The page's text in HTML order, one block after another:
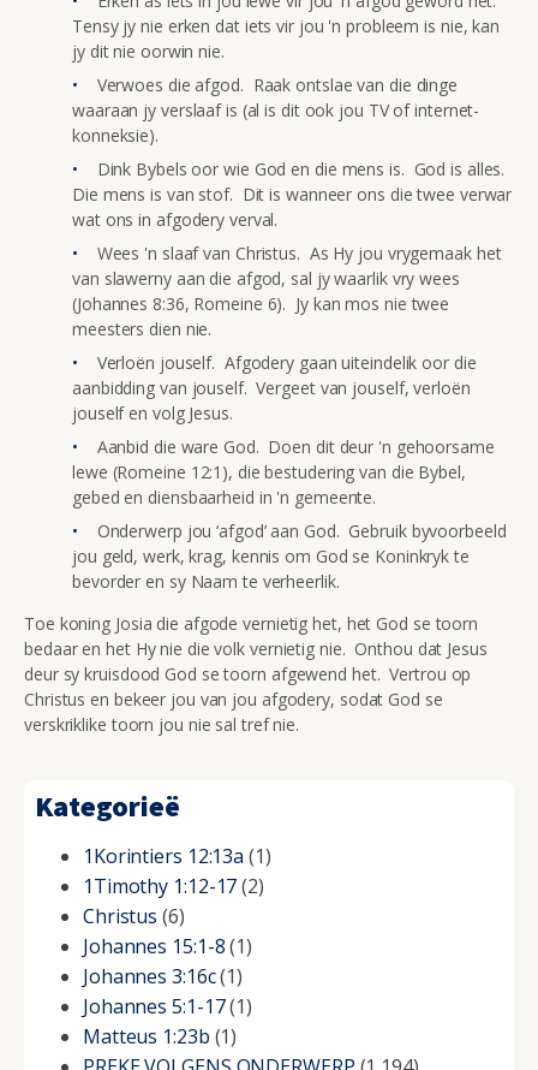
Tensy jy nie erken dat iets vir jou 'n probleem is nie, kan
jy dit nie oorwin nie.
Verwoes die afgod. Raak ontslae van die dinge
waaraan jy verslaaf is (al is dit ook jou TV of internet-
konneksie).
Dink Bybels oor wie God en die mens is. God is alles.
Die mens is van stof. Dit is wanneer ons die twee verwar
wat ons in afgodery verval.
Wees 'n slaaf van Christus. As Hy jou vrygemaak het
van slawerny aan die afgod, sal jy waarlik vry wees
(Johannes 8:36, Romeine 6). Jy kan mos nie twee
meesters dien nie.
Verloën jouself. Afgodery gaan uiteindelik oor die
aanbidding van jouself. Vergeet van jouself, verloën
jouself en volg Jesus.
Aanbid die ware God. Doen dit deur 'n gehoorsame
lewe (Romeine 12:1), die bestudering van die Bybel,
gebed en diensbaarheid in 'n gemeente.
Onderwerp jou ‘afgod’ aan God. Gebruik byvoorbeeld
jou geld, werk, krag, kennis om God se Koninkryk te
bevorder en sy Naam te verheerlik.
Toe koning Josia die afgode vernietig het, het God se toorn
bedaar en het Hy nie die volk vernietig nie. Onthou dat Jesus
deur sy kruisdood God se toorn afgewend het. Vertrou op
Christus en bekeer jou van jou afgodery, sodat God se
verskriklike toorn jou nie sal tref nie.
Kategorieë
1Korintiers 12:13a (1)
1Timothy 1:12-17(2)
Christus (6)
Johannes 15:1-8(1)
Johannes 3:16c(1)
Johannes 5:1-17(1)
Matteus 1:23b (1)